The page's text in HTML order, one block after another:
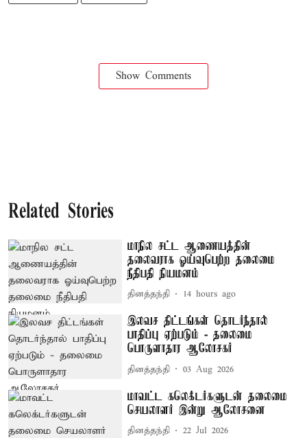
Show Comments
Related Stories
மாநில சட்ட ஆணையத்தின்
தலைவராக ஓய்வுபெற்ற தலைமை
நீதிபதி நியமனம்
தினத்தந்தி 14 hours ago
இலவச திட்டங்கள் தொடர்ந்தால்
பாதிப்பு ஏற்படும் - தலைமை
பொருளாதார ஆலோசகர்
தினத்தந்தி 03 Aug 2026
மாவட்ட கலெக்டர்களுடன் தலைமை
செயலாளர் இன்று ஆலோசனை
தினத்தந்தி 22 Jul 2026